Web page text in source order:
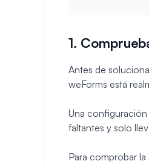
1.
Antes de
weForms está
Una
faltantes y solo
Para comprobar